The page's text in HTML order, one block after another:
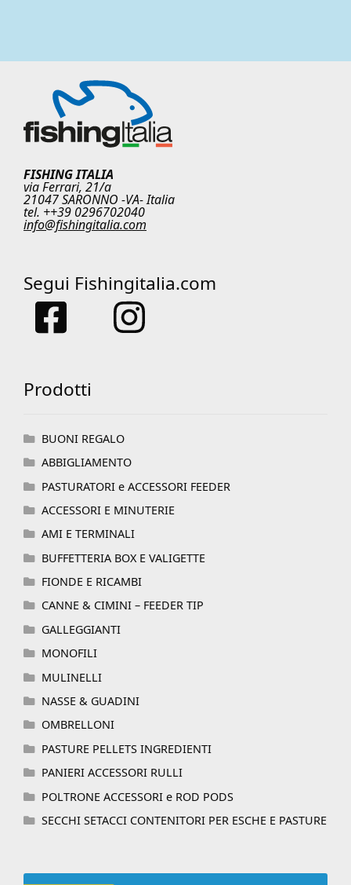
FISHING ITALIA
via Ferrari, 21/a
21047 SARONNO -VA- Italia
tel. ++39 0296702040
info@fishingitalia.com
Segui Fishingitalia.com
Prodotti
BUONI REGALO
ABBIGLIAMENTO
PASTURATORI e ACCESSORI FEEDER
ACCESSORI E MINUTERIE
AMI E TERMINALI
BUFFETTERIA BOX E VALIGETTE
FIONDE E RICAMBI
CANNE & CIMINI – FEEDER TIP
GALLEGGIANTI
MONOFILI
MULINELLI
NASSE & GUADINI
OMBRELLONI
PASTURE PELLETS INGREDIENTI
PANIERI ACCESSORI RULLI
POLTRONE ACCESSORI e ROD PODS
SECCHI SETACCI CONTENITORI PER ESCHE E PASTURE